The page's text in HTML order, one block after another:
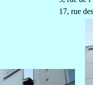
17, rue